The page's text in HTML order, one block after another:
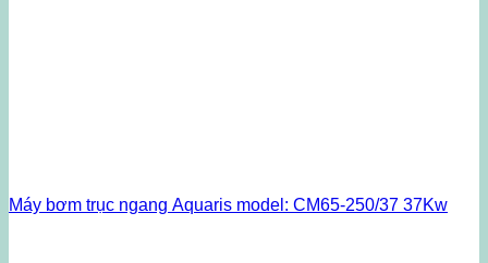
Máy bơm trục ngang Aquaris model: CM65-250/37 37Kw